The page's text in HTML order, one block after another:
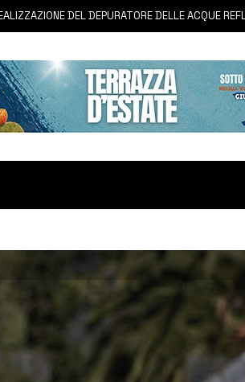
DEL DEPURATORE DELLE ACQUE REFLUE